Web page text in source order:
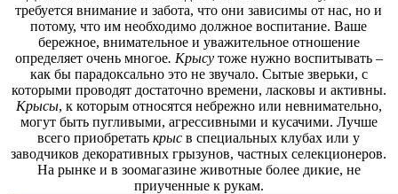
требуется внимание и забота, что они зависимы от нас, но и
потому, что им необходимо должное воспитание. Ваше
бережное, внимательное и уважительное отношение
определяет очень многое. Крысу тоже нужно воспитывать –
как бы парадоксально это не звучало. Сытые зверьки, с
которыми проводят достаточно времени, ласковы и активны.
Крысы, к которым относятся небрежно или невнимательно,
могут быть пугливыми, агрессивными и кусачими. Лучше
всего приобретать крыс в специальных клубах или у
заводчиков декоративных грызунов, частных селекционеров.
На рынке и в зоомагазине животные более дикие, не
приученные к рукам.